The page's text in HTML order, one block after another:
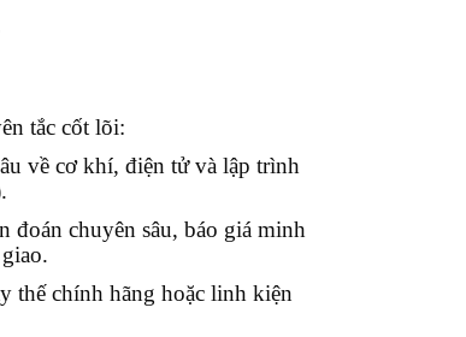
tắc cốt lõi:
về cơ khí, điện tử và lập trình
đoán chuyên sâu, báo giá minh
thế chính hãng hoặc linh kiện